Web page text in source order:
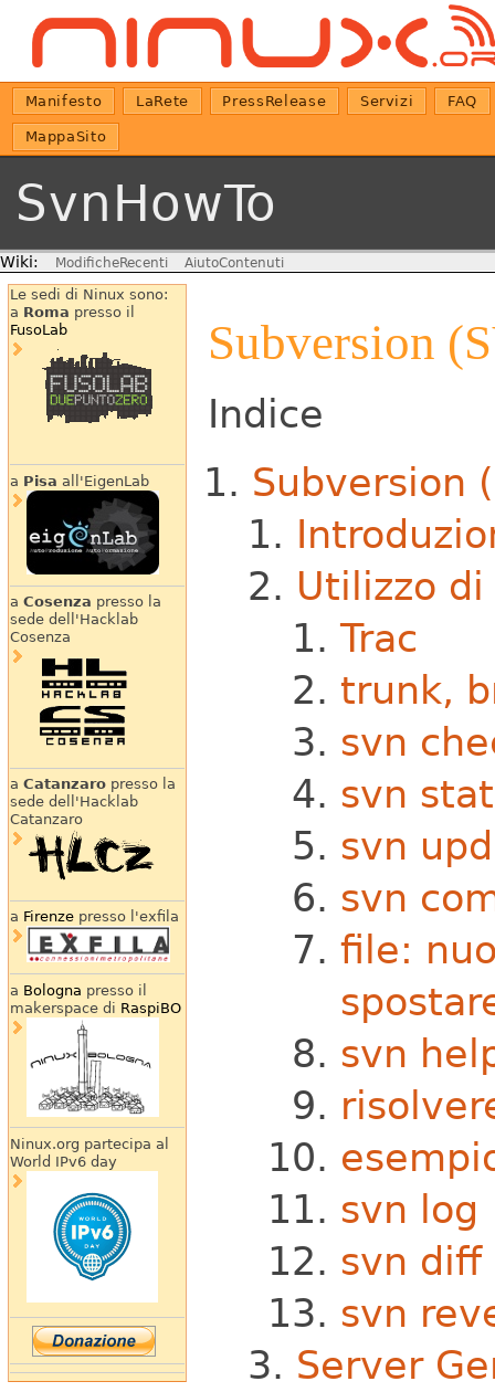
Manifesto LaRete PressRelease Servizi FAQ
MappaSito
SvnHowTo
Wiki: ModificheRecenti AiutoContenuti
Le sedi di Ninux sono:
a Roma presso il
FusoLab
a Pisa all'EigenLab
a Cosenza presso la
sede dell'Hacklab
Cosenza
a Catanzaropresso la
sede dell'Hacklab
Catanzaro
a Firenzepresso l'exfila
a Bologna presso il
makerspace di RaspiBO
Ninux.org partecipa al
World IPv6 day
Subversion
Indice
Subversion
Utilizzo
Trac
trunk,
svn
svn
svn
svn
file:
svn
svn log
svn diff
svn
Server